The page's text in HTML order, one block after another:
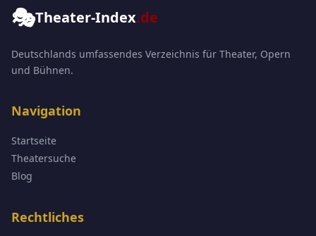
🎭Theater-Index.de
Deutschlands umfassendes Verzeichnis für Theater, Opern
und Bühnen.
Navigation
Startseite
Theatersuche
Blog
Rechtliches